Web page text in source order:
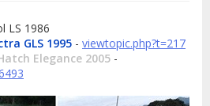
LS 1986
GLS 1995 - viewtopic.php?t=217
Elegance 2005 -